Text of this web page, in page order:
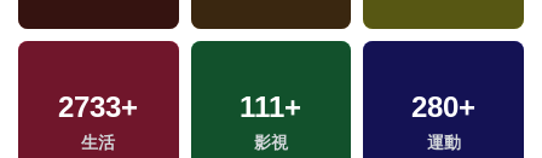
2733+
生活
111+
影視
280+
運動
1156+
綜合
56+
2024立委選戰
835+
財經及消費